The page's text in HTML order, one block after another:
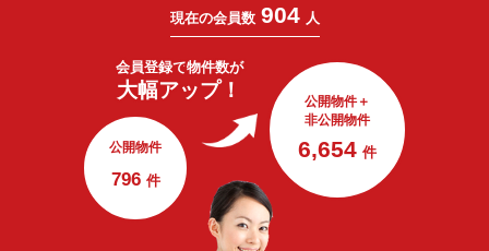
現在の会員数 904 人
会員登録で物件数が
大幅アップ！
公開物件
796 件
公開物件＋
非公開物件
6,654 件